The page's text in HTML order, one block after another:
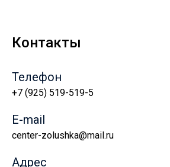
Контакты
Телефон
+7 (925) 519-519-5
E-mail
center-zolushka@mail.ru
Адрес